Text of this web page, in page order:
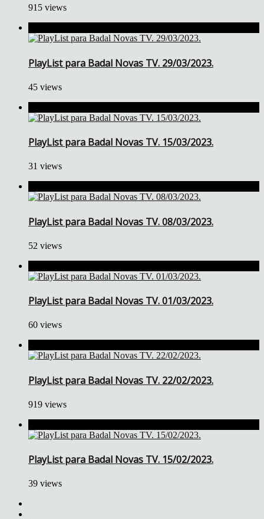
915 views
PlayList para Badal Novas TV. 29/03/2023.
45 views
PlayList para Badal Novas TV. 15/03/2023.
31 views
PlayList para Badal Novas TV. 08/03/2023.
52 views
PlayList para Badal Novas TV. 01/03/2023.
60 views
PlayList para Badal Novas TV. 22/02/2023.
919 views
PlayList para Badal Novas TV. 15/02/2023.
39 views